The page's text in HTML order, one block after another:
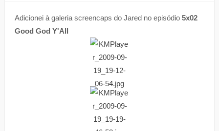
Adicionei à galeria screencaps do Jared no episódio 5x02
Good God Y'All